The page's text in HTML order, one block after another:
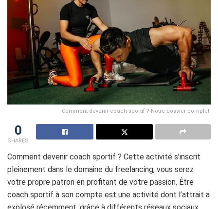
Comment devenir coach sportif ? Notre dossier complet.
0
SHARES
Comment devenir coach sportif ? Cette activité s’inscrit
pleinement dans le domaine du freelancing, vous serez
votre propre patron en profitant de votre passion. Être
coach sportif à son compte est une activité dont l’attrait a